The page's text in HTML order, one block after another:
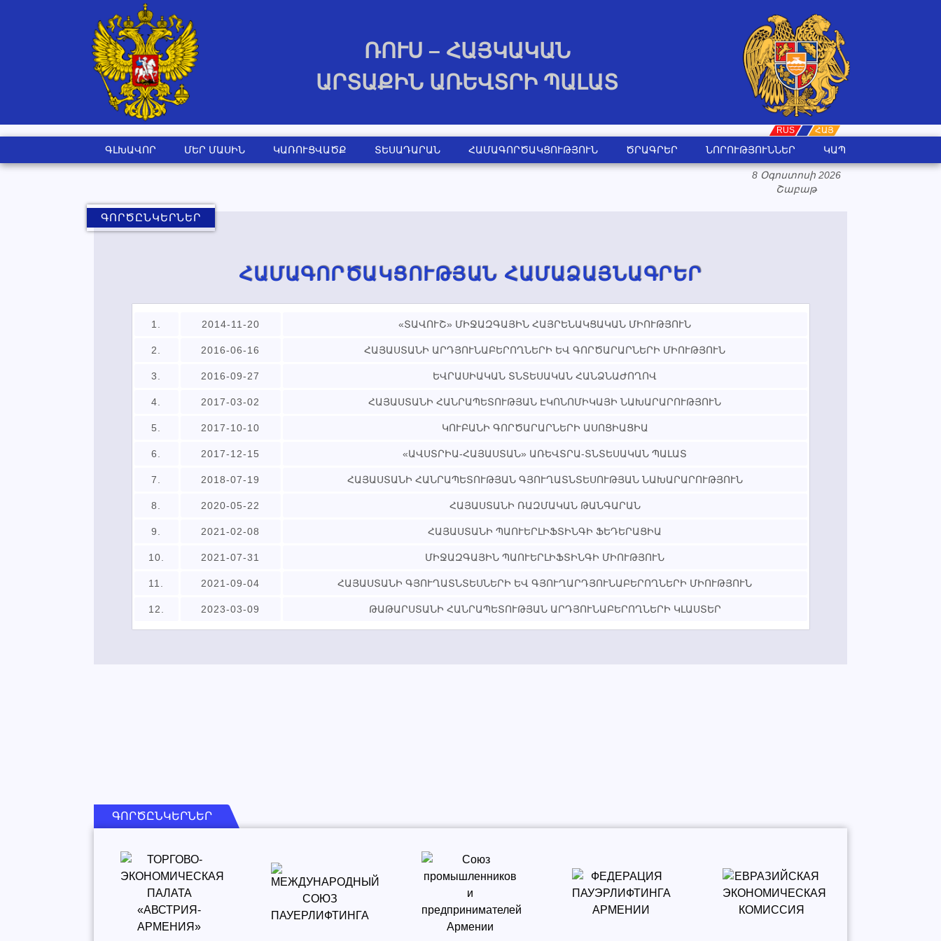
ՌՈՒՍ – ՀԱՅԿԱԿԱՆ
ԱՐՏԱՔԻՆ ԱՌԵՎՏՐԻ ՊԱԼԱՏ
ՀԱՅ
ORG
RUS
ԳԼԽԱՎՈՐ ՄԵՐ ՄԱՍԻՆ ԿԱՌՈՒՑՎԱԾՔ ՏԵՍԱԴԱՐԱՆ ՀԱՄԱԳՈՐԾԱԿՑՈՒԹՅՈՒՆ ԾՐԱԳՐԵՐ ՆՈՐՈՒԹՅՈՒՆՆԵՐ ԿԱՊ
8 Օգոստոսի 2026
Շաբաթ
ԳՈՐԾԸՆԿԵՐՆԵՐ
ՀԱՄԱԳՈՐԾԱԿՑՈՒԹՅԱՆ ՀԱՄԱՁԱՅՆԱԳՐԵՐ
1. 2014-11-20 «ՏԱՎՈՒՇ» ՄԻՋԱԶԳԱՅԻՆ ՀԱՅՐԵՆԱԿՑԱԿԱՆ ՄԻՈՒԹՅՈՒՆ
2. 2016-06-16 ՀԱՅԱՍՏԱՆԻ ԱՐԴՅՈՒՆԱԲԵՐՈՂՆԵՐԻ ԵՎ ԳՈՐԾԱՐԱՐՆԵՐԻ ՄԻՈՒԹՅՈՒՆ
3. 2016-09-27 ԵՎՐԱՍԻԱԿԱՆ ՏՆՏԵՍԱԿԱՆ ՀԱՆՁՆԱԺՈՂՈՎ
4. 2017-03-02 ՀԱՅԱՍՏԱՆԻ ՀԱՆՐԱՊԵՏՈՒԹՅԱՆ ԷԿՈՆՈՄԻԿԱՅԻ ՆԱԽԱՐԱՐՈՒԹՅՈՒՆ
5. 2017-10-10 ԿՈՒԲԱՆԻ ԳՈՐԾԱՐԱՐՆԵՐԻ ԱՍՈՑԻԱՑԻԱ
6. 2017-12-15 «ԱՎՍՏՐԻԱ-ՀԱՅԱՍՏԱՆ» ԱՌԵՎՏՐԱ-ՏՆՏԵՍԱԿԱՆ ՊԱԼԱՏ
7. 2018-07-19 ՀԱՅԱՍՏԱՆԻ ՀԱՆՐԱՊԵՏՈՒԹՅԱՆ ԳՅՈՒՂԱՏՆՏԵՍՈՒԹՅԱՆ ՆԱԽԱՐԱՐՈՒԹՅՈՒՆ
8. 2020-05-22 ՀԱՅԱՍՏԱՆԻ ՌԱԶՄԱԿԱՆ ԹԱՆԳԱՐԱՆ
9. 2021-02-08 ՀԱՅԱՍՏԱՆԻ ՊԱՈՒԵՐԼԻՖՏԻՆԳԻ ՖԵԴԵՐԱՑԻԱ
10. 2021-07-31 ՄԻՋԱԶԳԱՅԻՆ ՊԱՈՒԵՐԼԻՖՏԻՆԳԻ ՄԻՈՒԹՅՈՒՆ
11. 2021-09-04 ՀԱՅԱՍՏԱՆԻ ԳՅՈՒՂԱՏՆՏԵՍՆԵՐԻ ԵՎ ԳՅՈՒՂԱՐԴՅՈՒՆԱԲԵՐՈՂՆԵՐԻ ՄԻՈՒԹՅՈՒՆ
12. 2023-03-09 ԹԱԹԱՐՍՏԱՆԻ ՀԱՆՐԱՊԵՏՈՒԹՅԱՆ ԱՐԴՅՈՒՆԱԲԵՐՈՂՆԵՐԻ ԿԼԱՍՏԵՐ
ԳՈՐԾԸՆԿԵՐՆԵՐ